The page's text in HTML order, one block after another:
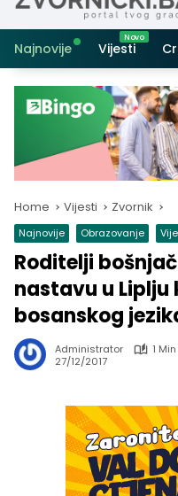
Najnovije Vijesti
Home Vijesti Zvornik
Najnovije Obrazovanje
Roditelji
nastavu u Liplju
bosanskog
Administrator
1
27/12/2017